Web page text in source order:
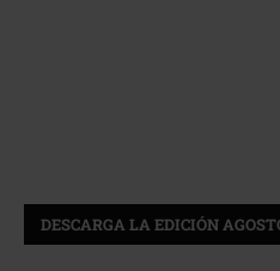
DESCARGA LA EDICIÓN